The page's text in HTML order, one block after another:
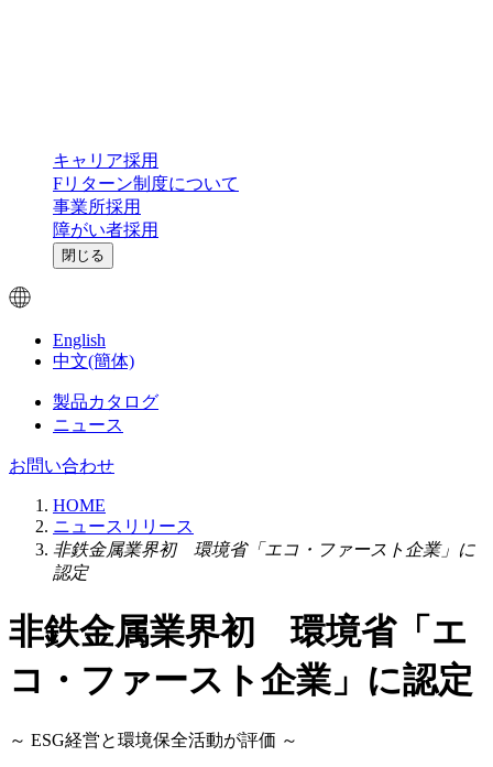
キャリア採用
Fリターン制度について
事業所採用
障がい者採用
閉じる
English
中文(簡体)
製品カタログ
ニュース
お問い合わせ
HOME
ニュースリリース
非鉄金属業界初 環境省「エコ・ファースト企業」に
認定
非鉄金属業界初 環境省「エ
コ・ファースト企業」に認定
～ ESG経営と環境保全活動が評価 ～